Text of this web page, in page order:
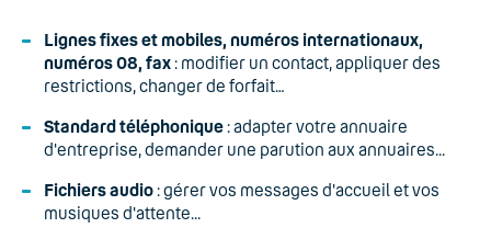
Lignes fixes et mobiles, numéros internationaux,
numéros 08, fax: modifier un contact, appliquer des
restrictions, changer de forfait…
Standard téléphonique: adapter votre annuaire
d'entreprise, demander une parution aux annuaires...
Fichiers audio: gérer vos messages d'accueil et vos
musiques d'attente...